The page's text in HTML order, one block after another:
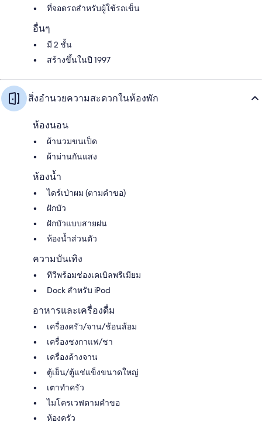
ที่จอดรถสำหรับผู้ใช้รถเข็น
อื่นๆ
มี 2 ชั้น
สร้างขึ้นในปี 1997
สิ่งอำนวยความสะดวกในห้องพัก
ห้องนอน
ผ้านวมขนเป็ด
ผ้าม่านกันแสง
ห้องน้ำ
ไดร์เป่าผม (ตามคำขอ)
ฝักบัว
ฝักบัวแบบสายฝน
ห้องน้ำส่วนตัว
ความบันเทิง
ทีวีพร้อมช่องเคเบิลพรีเมียม
Dock สำหรับ iPod
อาหารและเครื่องดื่ม
เครื่องครัว/จาน/ช้อนส้อม
เครื่องชงกาแฟ/ชา
เครื่องล้างจาน
ตู้เย็น/ตู้แช่แข็งขนาดใหญ่
เตาทำครัว
ไมโครเวฟตามคำขอ
ห้องครัว